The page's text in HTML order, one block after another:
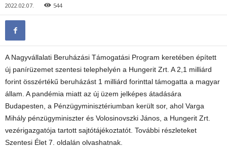
2022.02.07. 544
A Nagyvállalati Beruházási Támogatási Program keretében épített
új panírüzemet szentesi telephelyén a Hungerit Zrt. A 2,1 milliárd
forint összértékű beruházást 1 milliárd forinttal támogatta a magyar
állam. A pandémia miatt az új üzem jelképes átadására
Budapesten, a Pénzügyminisztériumban került sor, ahol Varga
Mihály pénzügyminiszter és Volosinovszki János, a Hungerit Zrt.
vezérigazgatója tartott sajtótájékoztatót. További részleteket
Szentesi Élet 7. oldalán olvashatnak.